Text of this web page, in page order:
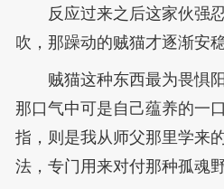
反应过来之后这家伙强
吹，那躁动的贼猫才逐渐安
贼猫这种东西最为畏惧
那口气中可是自己蕴养的一
指，则是我从师父那里学来
法，专门用来对付那种孤魂野